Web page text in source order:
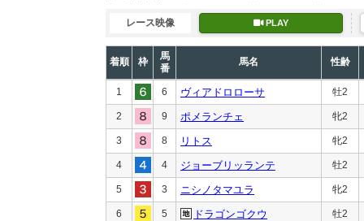
レース映像 PLAY
着順 枠
馬
番
馬名 性齢
1 6 ヴィアドロローサ 牡2
2 9 ポメランチェ 牝2
3 8 リトス 牝2
4 4 ジョーブリッランテ 牡2
5 3 ニシノタマユラ 牝2
6 5 ドラゴンゴクウ 牡2